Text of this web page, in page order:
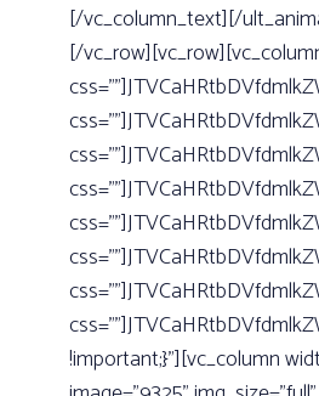
[/vc_column_text][/
[/
!important;}”][vc_column